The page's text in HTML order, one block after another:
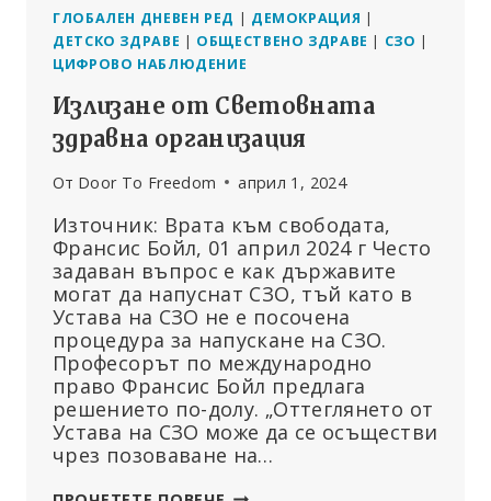
ГЛОБАЛЕН ДНЕВЕН РЕД | ДЕМОКРАЦИЯ |
ДЕТСКО ЗДРАВЕ | ОБЩЕСТВЕНО ЗДРАВЕ | СЗО |
ЦИФРОВО НАБЛЮДЕНИЕ
Излизане от Световната
здравна организация
От Door To Freedom април 1, 2024
Източник: Врата към свободата,
Франсис Бойл, 01 април 2024 г Често
задаван въпрос е как държавите
могат да напуснат СЗО, тъй като в
Устава на СЗО не е посочена
процедура за напускане на СЗО.
Професорът по международно
право Франсис Бойл предлага
решението по-долу. „Оттеглянето от
Устава на СЗО може да се осъществи
чрез позоваване на…